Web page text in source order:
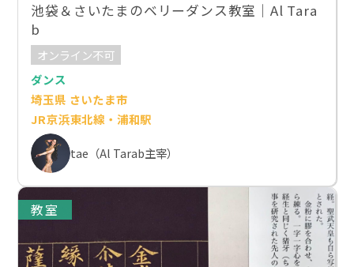
池袋＆さいたまのベリーダンス教室｜Al Tara
b
オンライン不可
ダンス
埼玉県 さいたま市
JR京浜東北線・浦和駅
tae（Al Tarab主宰）
教室